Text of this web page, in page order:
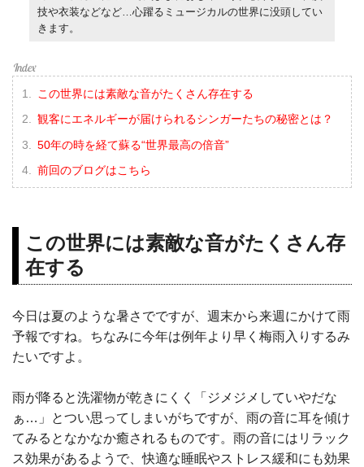
技や衣装などなど…心躍るミュージカルの世界に没頭してい
きます。
この世界には素敵な音がたくさん存在する
観客にエネルギーが届けられるシンガーたちの秘密とは？
50年の時を経て蘇る“世界最高の倍音”
前回のブログはこちら
この世界には素敵な音がたくさん存
在する
今日は夏のような暑さでですが、週末から来週にかけて雨
予報ですね。ちなみに今年は例年より早く梅雨入りするみ
たいですよ。
雨が降ると洗濯物が乾きにくく「ジメジメしていやだな
ぁ…」とつい思ってしまいがちですが、雨の音に耳を傾け
てみるとなかなか癒されるものです。雨の音にはリラック
ス効果があるようで、快適な睡眠やストレス緩和にも効果